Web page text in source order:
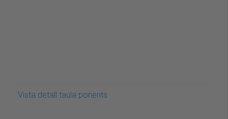
Vista detall taula ponents